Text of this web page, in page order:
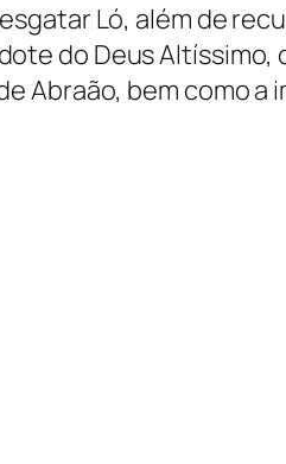
Ló, além de
do Deus
Abraão, bem como